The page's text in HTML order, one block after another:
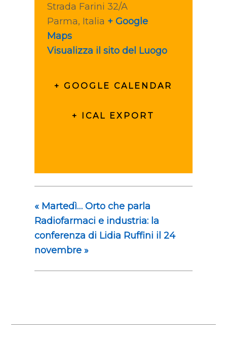
Strada Farini 32/A
Parma, Italia + Google
Maps
Visualizza il sito del Luogo
+ GOOGLE CALENDAR
+ ICAL EXPORT
«Martedì… Orto che parla
Radiofarmaci e industria: la
conferenza di Lidia Ruffini il 24
novembre »